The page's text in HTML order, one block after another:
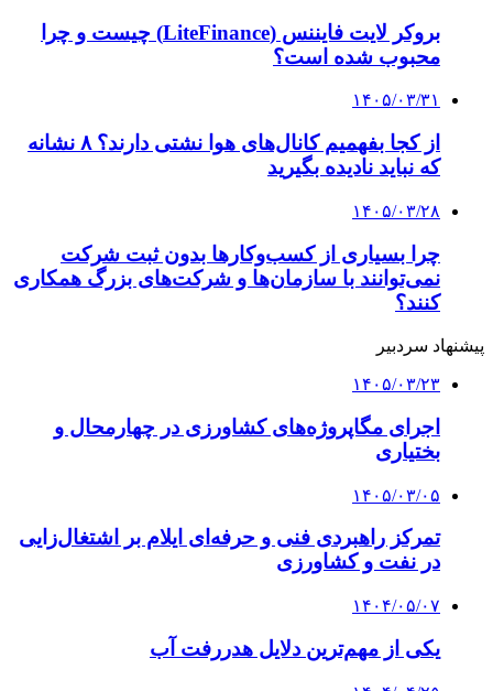
بروکر لایت فایننس (LiteFinance) چیست و چرا
محبوب شده است؟
۱۴۰۵/۰۳/۳۱
از کجا بفهمیم کانال‌های هوا نشتی دارند؟ ۸ نشانه
که نباید نادیده بگیرید
۱۴۰۵/۰۳/۲۸
چرا بسیاری از کسب‌وکارها بدون ثبت شرکت
نمی‌توانند با سازمان‌ها و شرکت‌های بزرگ همکاری
کنند؟
پیشنهاد سردبیر
۱۴۰۵/۰۳/۲۳
اجرای مگاپروژه‌های کشاورزی در چهارمحال و
بختیاری
۱۴۰۵/۰۳/۰۵
تمرکز راهبردی فنی و حرفه‌ای ایلام بر اشتغال‌زایی
در نفت و کشاورزی
۱۴۰۴/۰۵/۰۷
یکی از مهم‌ترین دلایل هدررفت آب